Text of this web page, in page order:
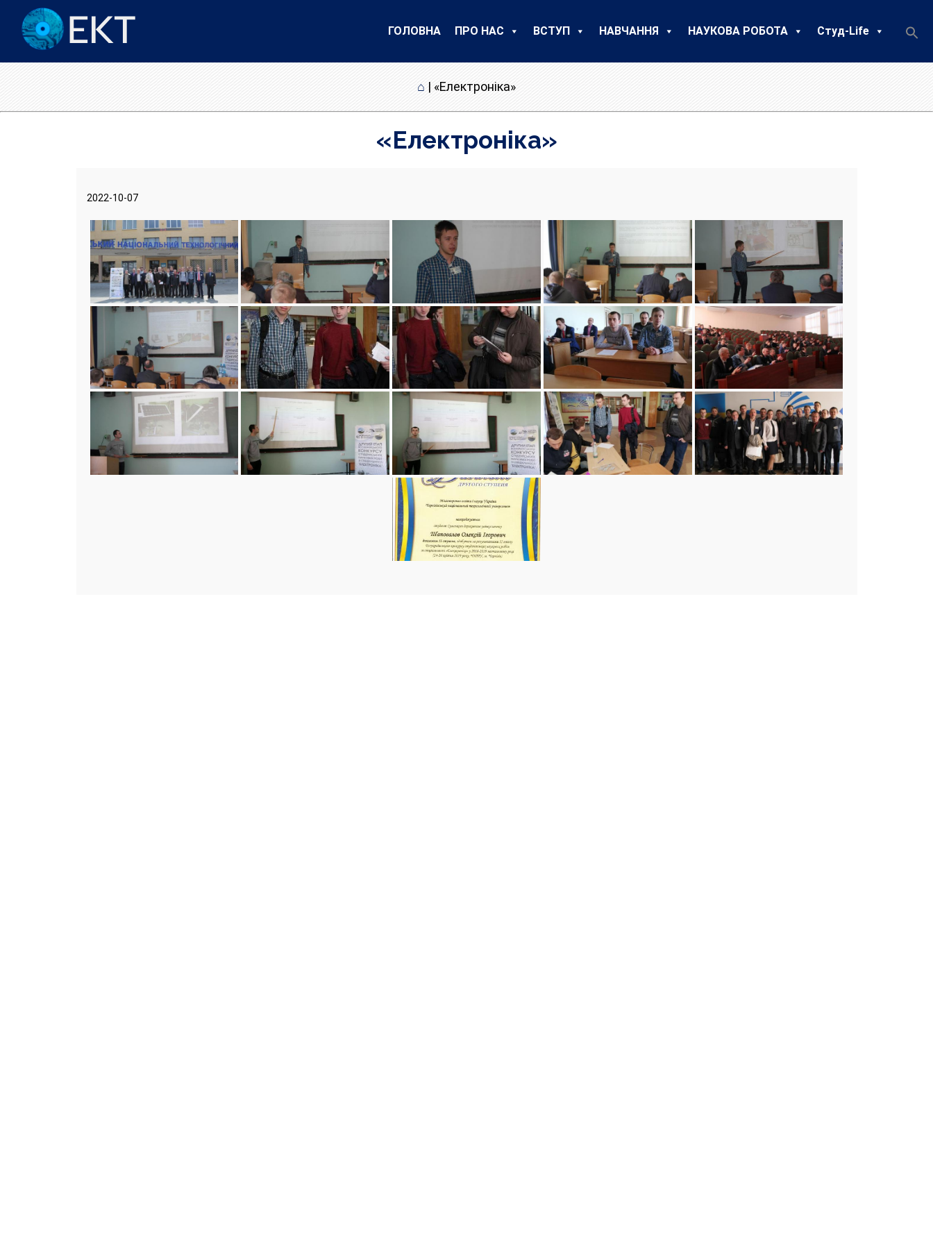
ГОЛОВНА ПРО НАС ВСТУП НАВЧАННЯ НАУКОВА РОБОТА Студ-Life
⌂ | «Електроніка»
«Електроніка»
2022-10-07